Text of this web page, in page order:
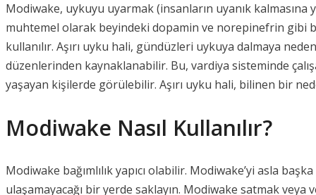
Modiwake, uykuyu uyarmak (insanların uyanık kalmasına
muhtemel olarak beyindeki dopamin ve norepinefrin gibi
kullanılır. Aşırı uyku hali, gündüzleri uykuya dalmaya
düzenlerinden kaynaklanabilir. Bu, vardiya sisteminde
yaşayan kişilerde görülebilir. Aşırı uyku hali, bilinen bir
Modiwake Nasıl Kullanılır?
Modiwake bağımlılık yapıcı olabilir. Modiwake’yi asla
ulaşamayacağı bir yerde saklayın. Modiwake satmak veya